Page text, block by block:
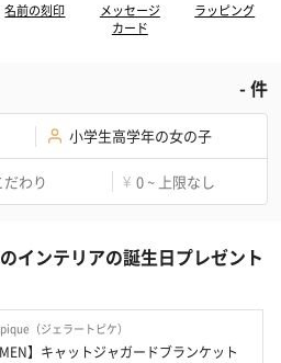
名前の刻印
メッセージ
カード
ラッピング
-件
小学生高学年の女の子
だわり ¥ 0 ~ 上限なし
インテリアの誕生日プレゼント
（ジェラートピケ）
】キャットジャガードブランケット